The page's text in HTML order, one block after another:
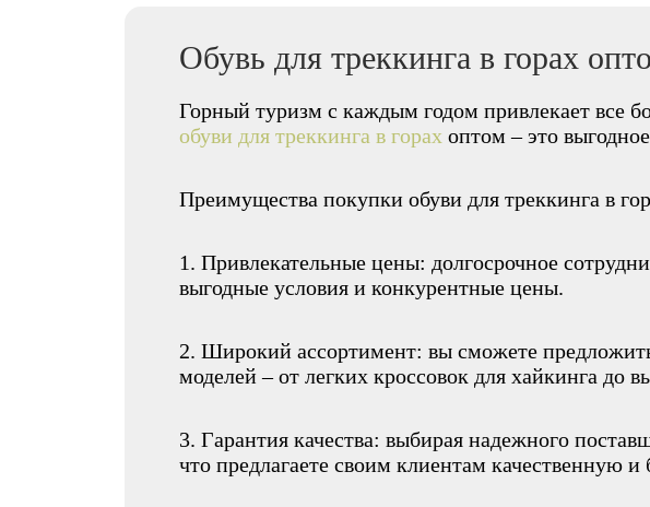
Обувь для треккинга в горах
Горный туризм с каждым годом привлекает все
обуви для треккинга в горах оптом – это
Преимущества покупки обуви для треккинга в
1. Привлекательные цены: долгосрочное
выгодные условия и конкурентные цены.
2. Широкий ассортимент: вы сможете
моделей – от легких кроссовок для хайкинга до
3. Гарантия качества: выбирая надежного
что предлагаете своим клиентам качественную и